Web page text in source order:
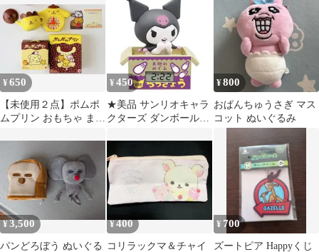
¥650
【未使用２点】ポムポ
ムプリン おもちゃ まと
¥ 450
★美品 サンリオキャラ
クターズ ダンボールウ
¥800
おぱんちゅうさぎ マス
コット ぬいぐるみ
¥3,500
パンどろぼう ぬいぐる
¥400
コリラックマ＆チャイ
¥ 700
ズートピア Happyくじ